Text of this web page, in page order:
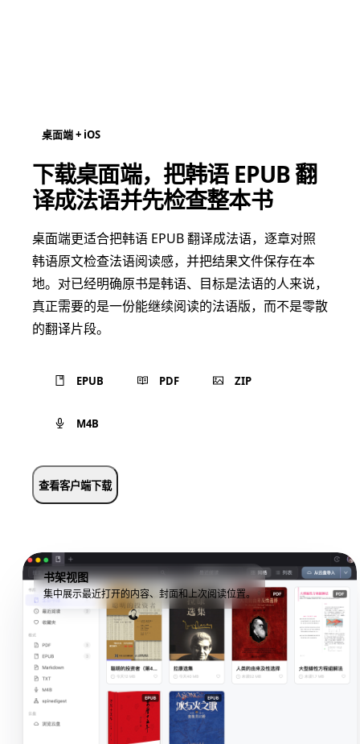
桌面端 + iOS
下载桌面端，把韩语 EPUB 翻
译成法语并先检查整本书
桌面端更适合把韩语 EPUB 翻译成法语，逐章对照
韩语原文检查法语阅读感，并把结果文件保存在本
地。对已经明确原书是韩语、目标是法语的人来说，
真正需要的是一份能继续阅读的法语版，而不是零散
的翻译片段。
EPUB PDF ZIP
M4B
查看客户端下载
书架视图
集中展示最近打开的内容、封面和上次阅读位置。